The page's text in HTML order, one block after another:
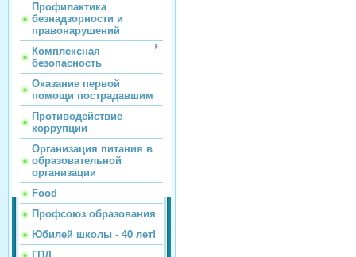
Профилактика
безнадзорности и
правонарушений
Комплексная
безопасность
Оказание первой
помощи пострадавшим
Противодействие
коррупции
Организация питания в
образовательной
организации
Food
Профсоюз образования
Юбилей школы - 40 лет!